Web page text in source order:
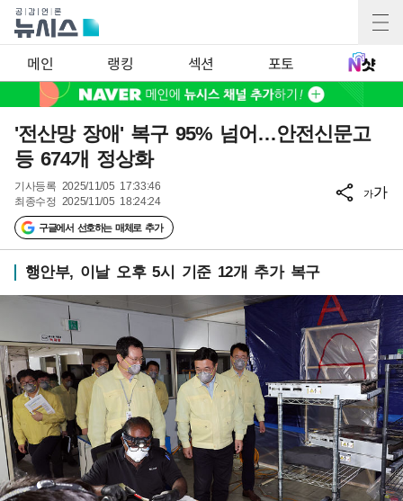
메인 랭킹 섹션 포토
'전산망 장애' 복구 95% 넘어…안전신문고
등 674개 정상화
기사등록 2025/11/05 17:33:46
최종수정 2025/11/05 18:24:24
구글에서 선호하는 매체로 추가
가가
행안부, 이날 오후 5시 기준 12개 추가 복구